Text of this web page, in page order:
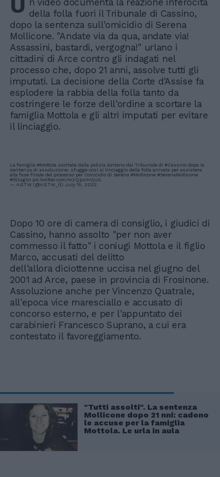
della folla fuori il Tribunale di Cassino,
dopo la sentenza sull'omicidio di Serena
Mollicone. "Andate via da qua, andate via!
Assassini, bastardi, vergogna!" urlano i
cittadini di Arce contro gli indagati nel
processo che, dopo 21 anni, assolve tutti gli
imputati. La decisione della Corte d'Assise fa
esplodere la rabbia della folla tanto da
costringere le forze dell'ordine a scortare la
famiglia Mottola e gli altri imputati per evitare
il linciaggio.
La famiglia #Mottola scortata dalla polizia lontano dal Tribunale di #Cassino dopo la
sentenza di assoluzione: sfugge così al linciaggio della folla arrivata per assistere
alla fase finale del processo per l'omicidio di Serena #Mollicone #SerenaMollicone
#15luglio pic.twitter.com/m2QpzmVjuS
— AGTW (@AGTW_it) July 15, 2022
Dopo 10 ore di camera di consiglio, i giudici di
Cassino, hanno assolto "per non aver
commesso il fatto" i coniugi Mottola e il figlio
Marco, accusati del delitto
dell'allora diciottenne uccisa nel giugno del
2001 ad Arce, paese in provincia di Frosinone.
Assoluzione anche per Vincenzo Quatrale,
all'epoca vice maresciallo e accusato di
concorso esterno, e per l'appuntato dei
carabinieri Francesco Suprano, a cui era
contestato il favoreggiamento.
"Tutti assolti". La sentenza
Mollicone dopo 21 nni: cadono
le accuse per la famiglia
Mottola. Le urla in aula